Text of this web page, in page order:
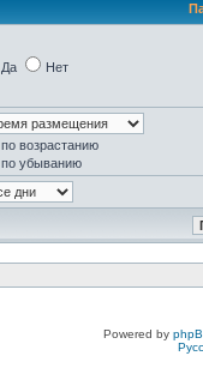
Да Нет
по возрастанию
по убыванию
Powered by